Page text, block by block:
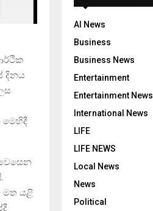
දිනය
මෙහිදී
මත යළි
AI News
Business
Business News
Entertainment
Entertainment News
International News
LIFE
LIFE NEWS
Local News
News
Political